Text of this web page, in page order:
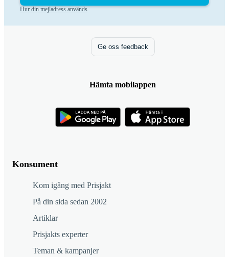
Hur din mejladress används
Konsument
Kom igång med Prisjakt
På din sida sedan 2002
Artiklar
Prisjakts experter
Teman & kampanjer
Ge oss feedback
Hämta mobilappen